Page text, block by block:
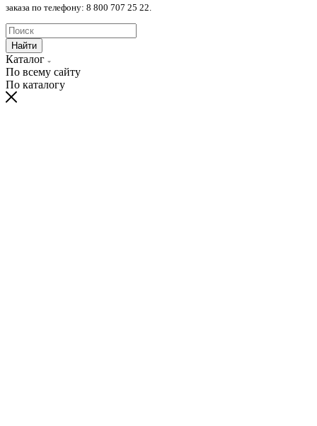
заказа по телефону: 8 800 707 25 22.
Найти
Каталог
По всему сайту
По каталогу